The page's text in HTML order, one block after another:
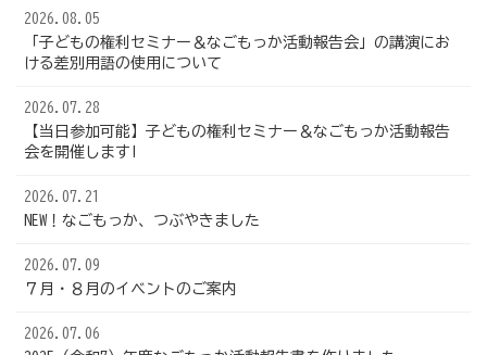
2026.08.05
「子どもの権利セミナー＆なごもっか活動報告会」の講演にお
ける差別用語の使用について
2026.07.28
【当日参加可能】子どもの権利セミナー＆なごもっか活動報告
会を開催します!
2026.07.21
NEW！なごもっか、つぶやきました
2026.07.09
７月・８月のイベントのご案内
2026.07.06